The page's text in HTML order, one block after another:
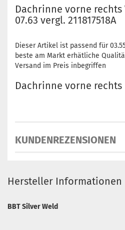
Dachrinne vorne rechts
07.63 vergl. 211817518A
Dieser Artikel ist passend für
beste am Markt erhätliche
Versand im Preis inbegriffen
Dachrinne vorne rechts
KUNDENREZENSIONEN
Hersteller Informationen
BBT Silver Weld